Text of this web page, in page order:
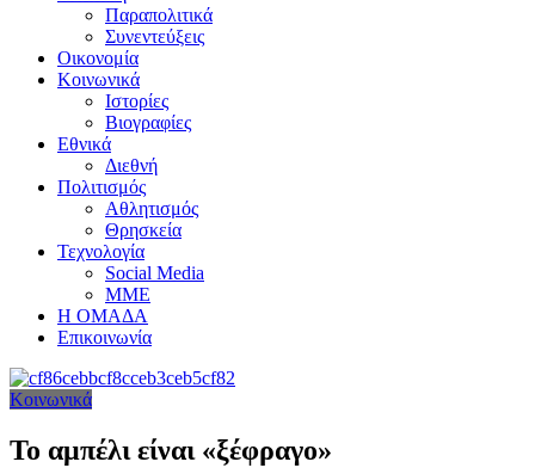
Παραπολιτικά
Συνεντεύξεις
Οικονομία
Κοινωνικά
Ιστορίες
Βιογραφίες
Εθνικά
Διεθνή
Πολιτισμός
Αθλητισμός
Θρησκεία
Τεχνολογία
Social Media
ΜΜΕ
Η ΟΜΑΔΑ
Επικοινωνία
Κοινωνικά
Το αμπέλι είναι «ξέφραγο»